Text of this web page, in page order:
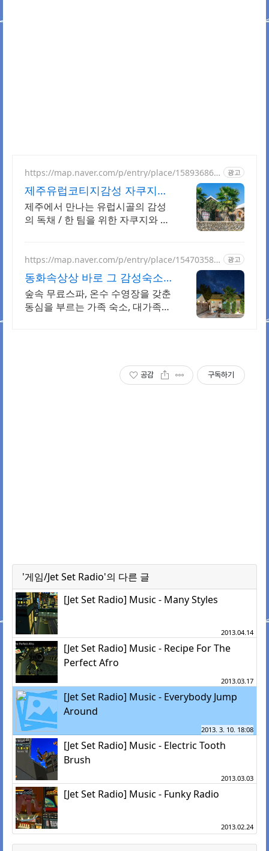
https://map.naver.com/p/entry/place/158936865
광고
제주유럽코티지감성 자쿠지독
채 프라이빗 제주여행, 유럽감
성
제주에서 만나는 유럽시골의 감성
의 독채 / 한 팀을 위한 자쿠지와 전
라이빗 자쿠지와 전용온실바베큐
https://map.naver.com/p/entry/place/154703587
광고
동화속상상 바로 그 감성숙소
제주서쪽 오설록근처 완벽독채
숲속 무료스파, 온수 수영장을 갖춘
동심을 부르는 가족 숙소, 대가족환
공감 구독하기
'게임/Jet Set Radio'의 다른 글
[Jet Set Radio] Music - Many Styles
2013.04.14
[Jet Set Radio] Music - Recipe For The
Perfect Afro
2013.03.17
[Jet Set Radio] Music - Everybody Jump
Around
2013. 3. 10. 18:08
[Jet Set Radio] Music - Electric Tooth
Brush
2013.03.03
[Jet Set Radio] Music - Funky Radio
2013.02.24